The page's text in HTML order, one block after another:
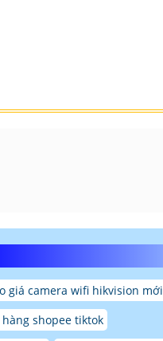
giá camera wifi hikvision mới
shopee tiktok